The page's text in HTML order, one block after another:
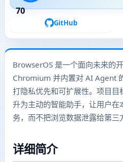
70
GitHub
BrowserOS 是一个面向未来的
Chromium 并内置对 AI Agent
打隐私优先和可扩展性。项目
升为主动的智能助手，让用户
务，而不把浏览数据泄露给第三
详细简介